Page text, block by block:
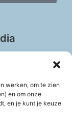
werken, om te zien
en om onze
en je kunt je keuze